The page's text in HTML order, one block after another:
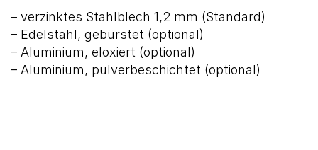
– verzinktes Stahlblech 1,2 mm (Standard)
– Edelstahl, gebürstet (optional)
– Aluminium, eloxiert (optional)
– Aluminium, pulverbeschichtet (optional)